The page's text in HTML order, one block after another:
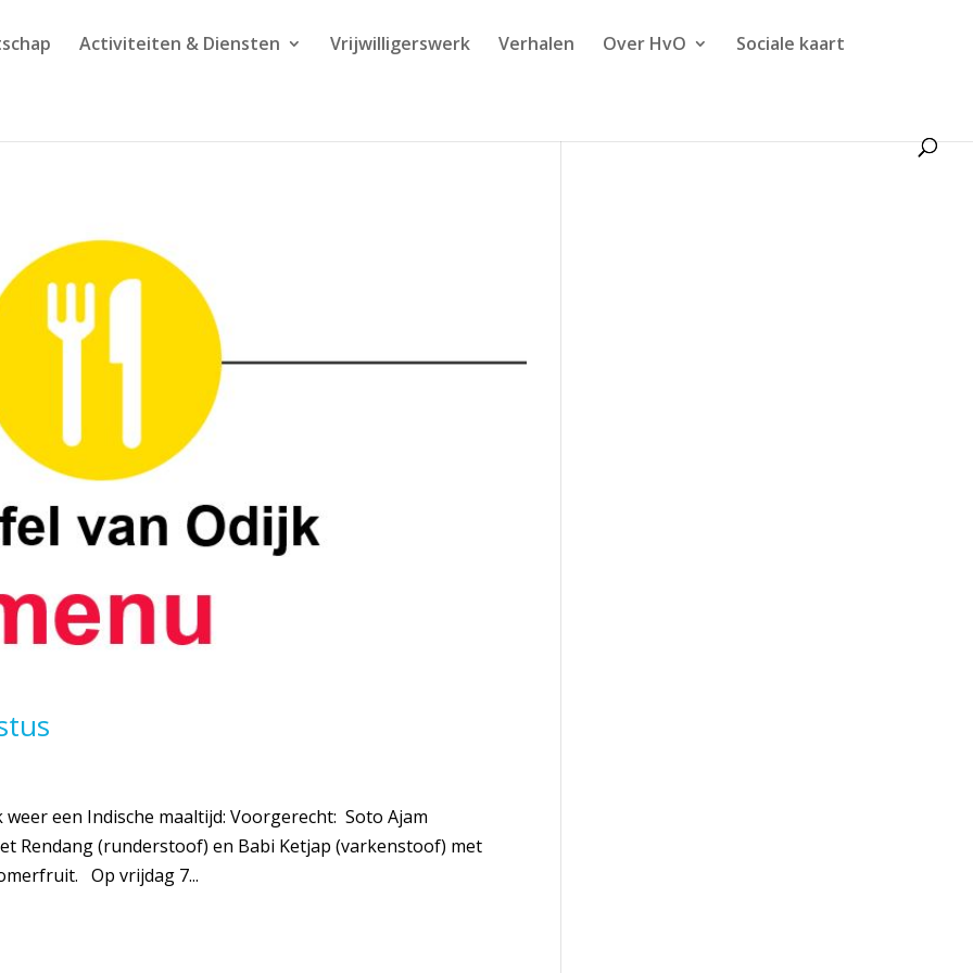
Activiteiten & Diensten Vrijwilligerswerk Verhalen Over HvO Sociale kaart
een Indische maaltijd: Voorgerecht: Soto Ajam
Rendang (runderstoof) en Babi Ketjap (varkenstoof) met
Op vrijdag 7...